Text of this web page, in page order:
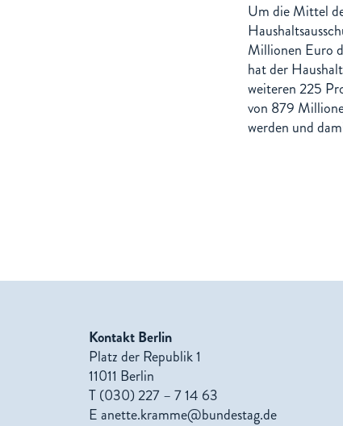
Um die Mittel
Millionen Euro
hat der
weiteren 225
von 879
werden und
Kontakt Berlin
Platz der Republik 1
11011 Berlin
T (030) 227 – 7 14 63
Eanette.kramme@bundestag.de